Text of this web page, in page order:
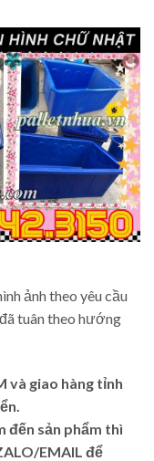
ảnh theo yêu cầu
tuân theo hướng
và giao hàng tỉnh
đến sản phẩm thì
EMAIL để